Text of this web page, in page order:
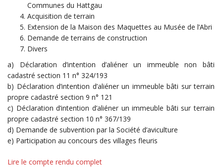
Communes du Hattgau
Acquisition de terrain
Extension de la Maison des Maquettes au Musée de l’Abri
Demande de terrains de construction
Divers
a) Déclaration d’intention d’aliéner un immeuble non bâti
cadastré section 11 n° 324/193
b) Déclaration d’intention d’aliéner un immeuble bâti sur terrain
propre cadastré section 9 n° 121
c) Déclaration d’intention d’aliéner un immeuble bâti sur terrain
propre cadastré section 10 n° 367/139
d) Demande de subvention par la Société d’aviculture
e) Participation au concours des villages fleuris
Lire le compte rendu complet